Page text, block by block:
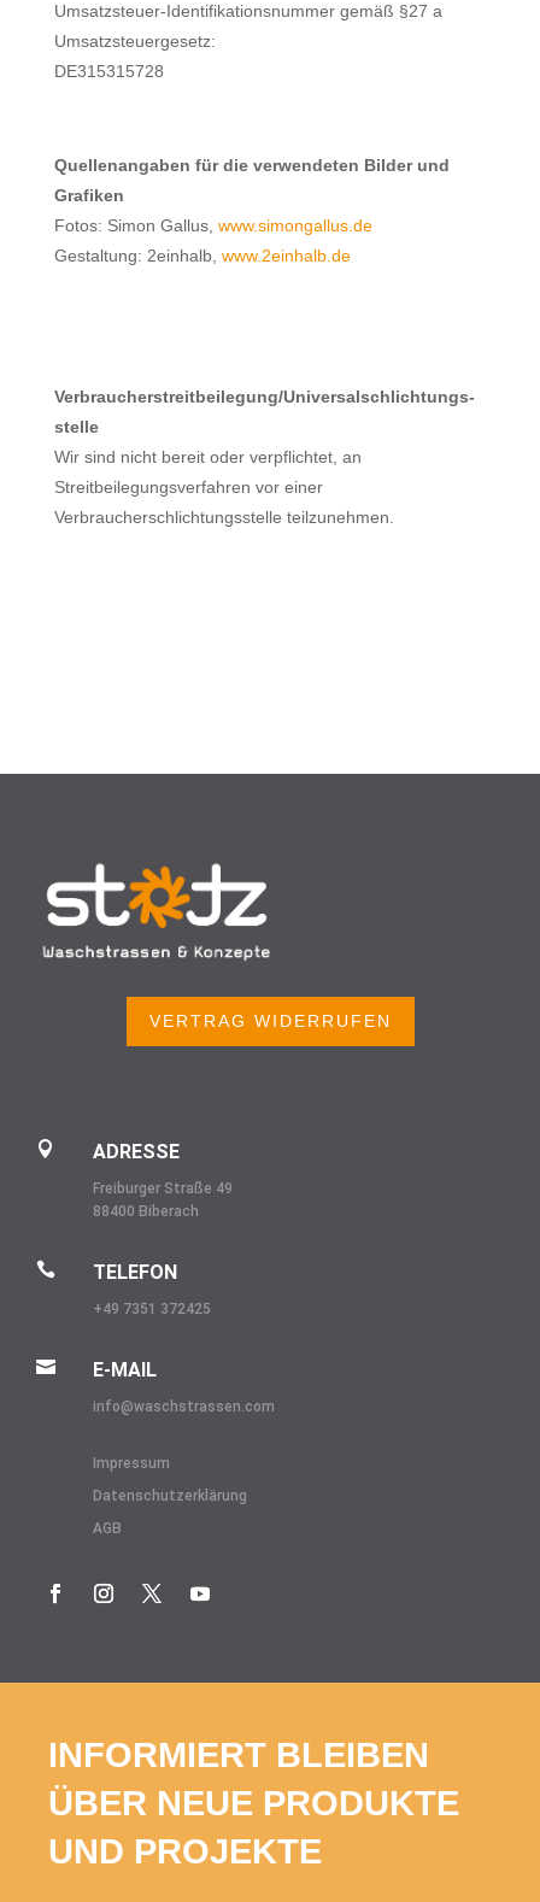
Umsatzsteuer-Identifikationsnummer gemäß §27 a
Umsatzsteuergesetz:
DE315315728
Quellenangaben für die verwendeten Bilder und
Grafiken
Fotos: Simon Gallus, www.simongallus.de
Gestaltung: 2einhalb, www.2einhalb.de
Verbraucher­streit­beilegung/Universal­schlichtungs­
stelle
Wir sind nicht bereit oder verpflichtet, an
Streitbeilegungsverfahren vor einer
Verbraucherschlichtungsstelle teilzunehmen.
VERTRAG WIDERRUFEN
 ADRESSE
Freiburger Straße 49
88400 Biberach
 TELEFON
+49 7351 372425
 E-MAIL
info@waschstrassen.com
Impressum
Datenschutzerklärung
AGB
INFORMIERT BLEIBEN
ÜBER NEUE PRODUKTE
UND PROJEKTE